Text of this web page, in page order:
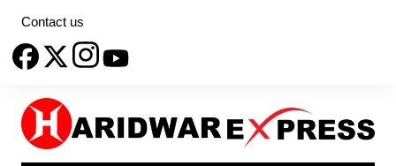
content
Contact us